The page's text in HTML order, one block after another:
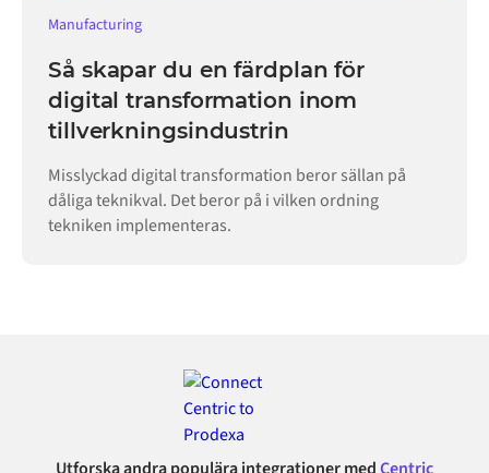
Manufacturing
Så skapar du en färdplan för
digital transformation inom
tillverkningsindustrin
Misslyckad digital transformation beror sällan på
dåliga teknikval. Det beror på i vilken ordning
tekniken implementeras.